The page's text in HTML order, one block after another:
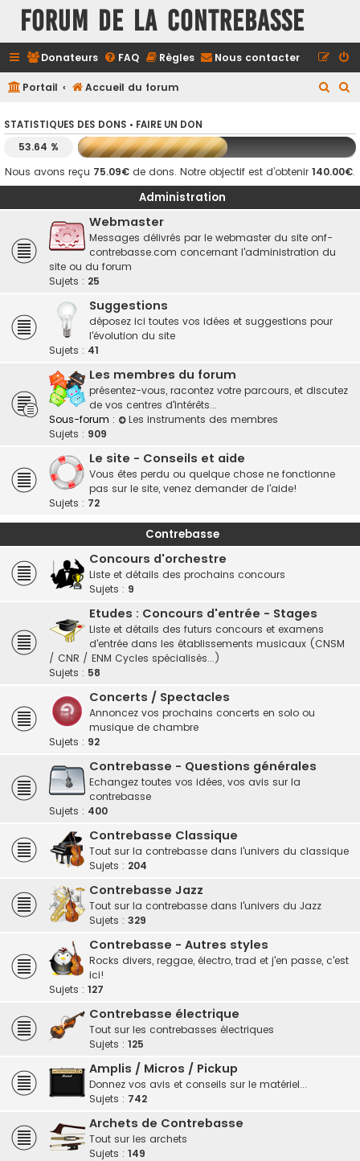
FORUM DE LA CONTREBASSE
Donateurs FAQ Règles Nous contacter
Portail Accueil du forum
h
e
c
e
c
e
STATISTIQUES DES DONS • FAIRE UN DON
53.64 %
Nous avons reçu 75.09€ de dons. Notre objectif est d’obtenir 140.00€.
Administration
Webmaster
Messages délivrés par le webmaster du site onf-
contrebasse.com concernant l'administration du
site ou du forum
Sujets : 25
Suggestions
déposez ici toutes vos idées et suggestions pour
l'évolution du site
Sujets : 41
Les membres du forum
présentez-vous, racontez votre parcours, et discutez
de vos centres d'intérêts...
Sous-forum :
Les instruments des membres
Sujets : 909
Le site - Conseils et aide
Vous êtes perdu ou quelque chose ne fonctionne
pas sur le site, venez demander de l'aide!
Sujets : 72
Contrebasse
Concours d'orchestre
Liste et détails des prochains concours
Sujets : 9
Etudes : Concours d'entrée - Stages
Liste et détails des futurs concours et examens
d'entrée dans les établissements musicaux (CNSM
/ CNR / ENM Cycles spécialisés...)
Sujets : 58
Concerts / Spectacles
Annoncez vos prochains concerts en solo ou
musique de chambre
Sujets : 92
Contrebasse - Questions générales
Echangez toutes vos idées, vos avis sur la
contrebasse
Sujets : 400
Contrebasse Classique
Tout sur la contrebasse dans l'univers du classique
Sujets : 204
Contrebasse Jazz
Tout sur la contrebasse dans l'univers du Jazz
Sujets : 329
Contrebasse - Autres styles
Rocks divers, reggae, électro, trad et j'en passe, c'est
ici!
Sujets : 127
Contrebasse électrique
Tout sur les contrebasses électriques
Sujets : 125
Amplis / Micros / Pickup
Donnez vos avis et conseils sur le matériel...
Sujets : 742
Archets de Contrebasse
Tout sur les archets
Sujets : 149